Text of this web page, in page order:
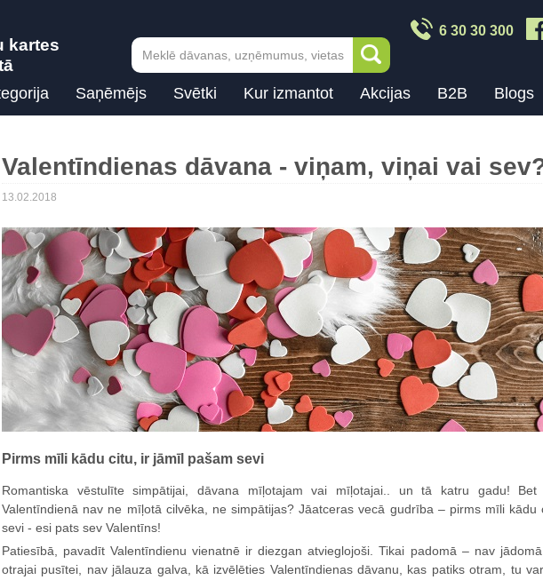
kartes
6 30 30 300
Saņēmējs Svētki Kur izmantot Akcijas B2B Blogs
Valentīndienas dāvana - viņam, viņai vai
13.02.2018
Pirms mīli kādu citu, ir jāmīl pašam sevi
Romantiska vēstulīte simpātijai, dāvana mīļotajam vai mīļotajai.. un tā katru gadu!
Valentīndienā nav ne mīļotā cilvēka, ne simpātijas? Jāatceras vecā gudrība – pirms mīli kādu
sevi - esi pats sev Valentīns!
Patiesībā, pavadīt Valentīndienu vienatnē ir diezgan atvieglojoši. Tikai padomā – nav
otrajai pusītei, nav jālauza galva, kā izvēlēties Valentīndienas dāvanu, kas patiks otram, tu